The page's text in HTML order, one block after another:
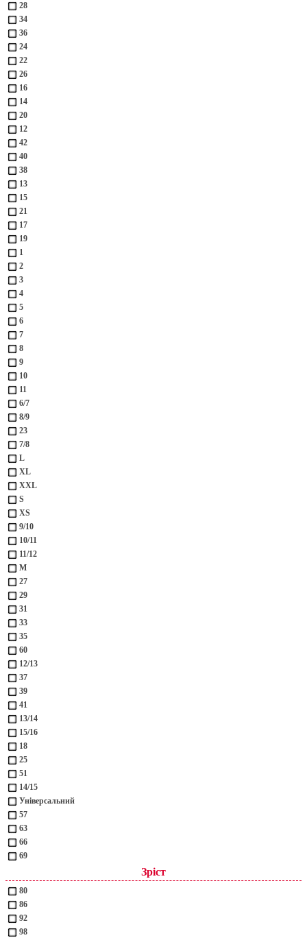
28
34
36
24
22
26
16
14
20
12
42
40
38
13
15
21
17
19
1
2
3
4
5
6
7
8
9
10
11
6/7
8/9
23
7/8
L
XL
XXL
S
XS
9/10
10/11
11/12
M
27
29
31
33
35
60
12/13
37
39
41
13/14
15/16
18
25
51
14/15
Універсальний
57
63
66
69
Зріст
80
86
92
98